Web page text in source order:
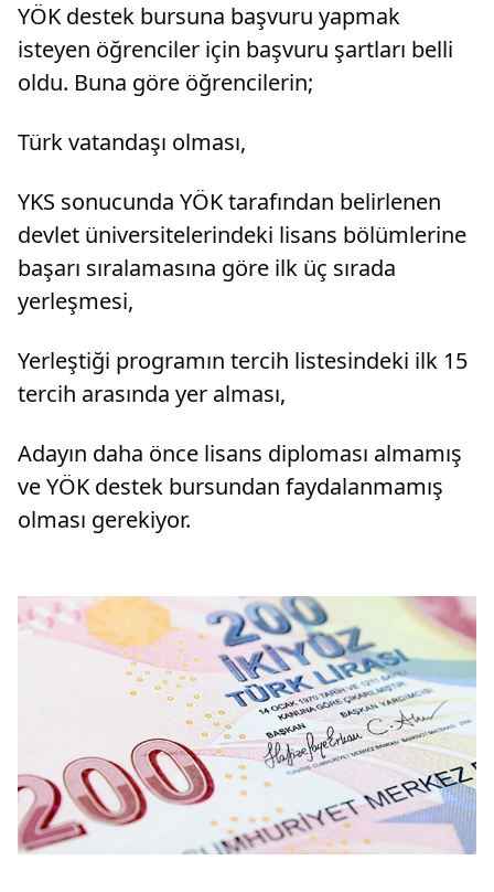
YÖK destek bursuna başvuru yapmak
isteyen öğrenciler için başvuru şartları belli
oldu. Buna göre öğrencilerin;
Türk vatandaşı olması,
YKS sonucunda YÖK tarafından belirlenen
devlet üniversitelerindeki lisans bölümlerine
başarı sıralamasına göre ilk üç sırada
yerleşmesi,
Yerleştiği programın tercih listesindeki ilk 15
tercih arasında yer alması,
Adayın daha önce lisans diploması almamış
ve YÖK destek bursundan faydalanmamış
olması gerekiyor.